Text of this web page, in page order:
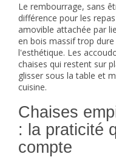
Le rembourrage, sans
différence pour les
amovible attachée par
en bois massif trop
l'esthétique. Les
chaises qui restent sur
glisser sous la table et
cuisine.
Chaises
: la praticité
compte